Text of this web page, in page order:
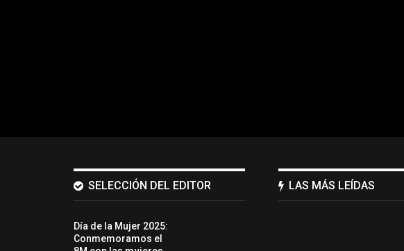
SELECCIÓN DEL EDITOR
Día de la Mujer 2025:
Conmemoramos el
LAS MÁS LEÍDAS